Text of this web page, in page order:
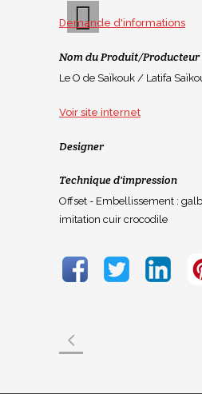
Previous
Demande d'informations
Nom du Produit/Producteur
Le O de Saïkouk / Latifa
Voir site internet
Designer
Technique d'impression
Offset - Embellissement :
imitation cuir crocodile